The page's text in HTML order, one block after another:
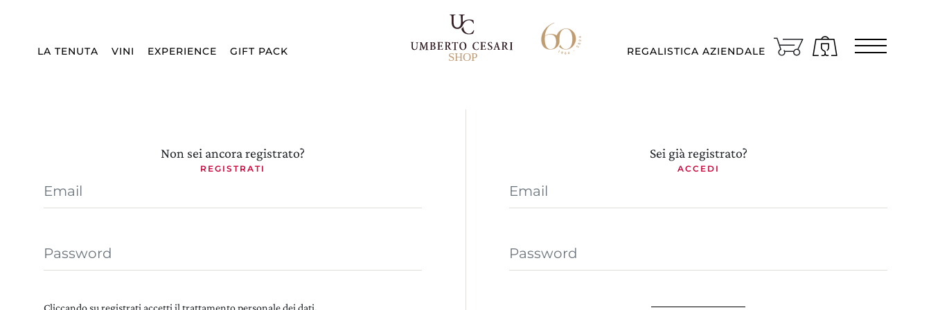
LA TENUTA VINI EXPERIENCE GIFT PACK SHOP REGALISTICA AZIENDALE
Area riservata
Non sei ancora registrato?
REGISTRATI
Email
Password
Cliccando su registrati accetti il trattamento personale dei dati.
Sei già registrato?
ACCEDI
Email
Password